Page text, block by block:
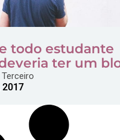
todo estudante
ter um
2017